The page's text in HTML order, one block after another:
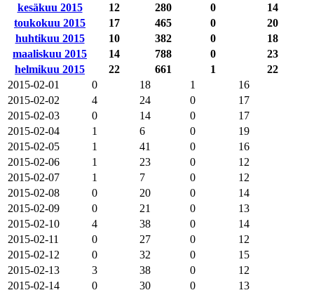
kesäkuu 2015
12 280 0
14
toukokuu 2015
17 465 0
20
huhtikuu 2015
10 382 0
18
maaliskuu 2015
14 788 0
23
helmikuu 2015
22 661 1
22
2015-02-01
0 18 1
16
2015-02-02
4 24 0
17
2015-02-03
0 14 0
17
2015-02-04
1 6 0
19
2015-02-05
1 41 0
16
2015-02-06
1 23 0
12
2015-02-07
1 7 0
12
2015-02-08
0 20 0
14
2015-02-09
0 21 0
13
2015-02-10
4 38 0
14
2015-02-11
0 27 0
12
2015-02-12
0 32 0
15
2015-02-13
3 38 0
12
2015-02-14
0 30 0
13